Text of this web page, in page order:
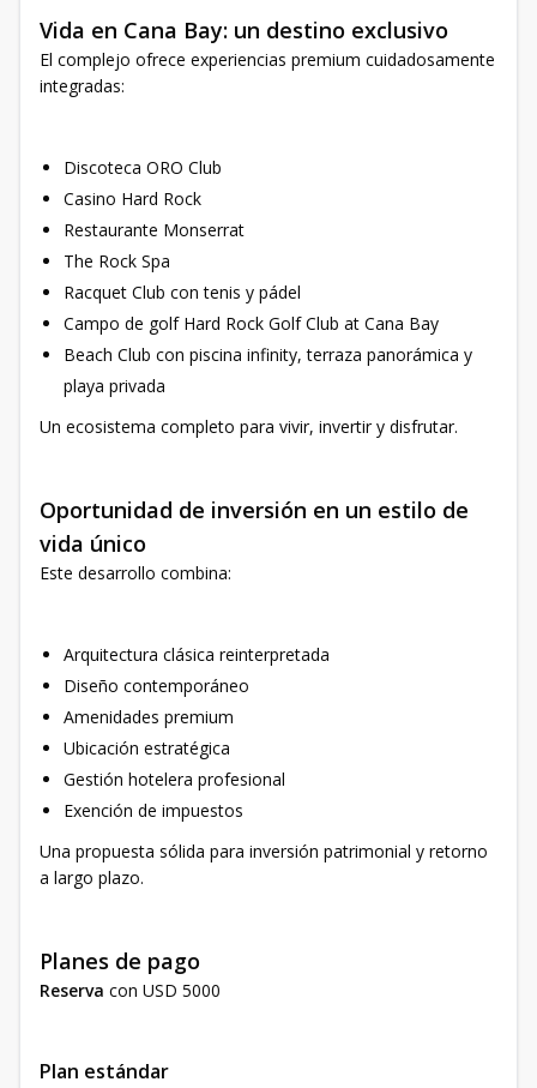
Vida en Cana Bay: un destino exclusivo
El complejo ofrece experiencias premium cuidadosamente
integradas:
Discoteca ORO Club
Casino Hard Rock
Restaurante Monserrat
The Rock Spa
Racquet Club con tenis y pádel
Campo de golf Hard Rock Golf Club at Cana Bay
Beach Club con piscina infinity, terraza panorámica y
playa privada
Un ecosistema completo para vivir, invertir y disfrutar.
Oportunidad de inversión en un estilo de
vida único
Este desarrollo combina:
Arquitectura clásica reinterpretada
Diseño contemporáneo
Amenidades premium
Ubicación estratégica
Gestión hotelera profesional
Exención de impuestos
Una propuesta sólida para inversión patrimonial y retorno
a largo plazo.
Planes de pago
Reserva con USD 5000
Plan estándar